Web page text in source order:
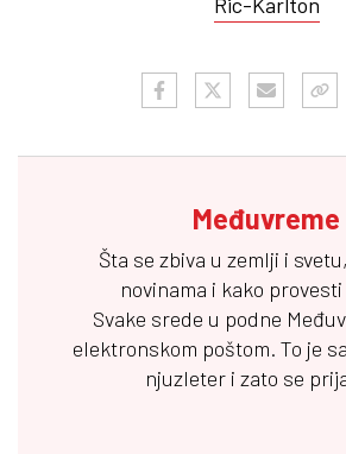
Međuvreme
Šta se zbiva u zemlji i
novinama i kako provesti
Svake srede u podne
elektronskom poštom. To je
njuzleter i zato se